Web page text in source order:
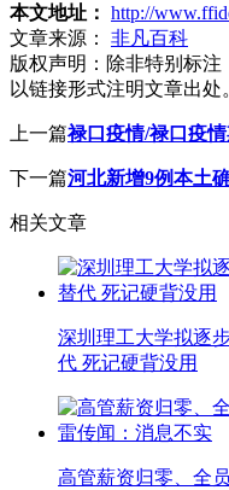
本文地址： http://
文章来源：
非凡百科
版权声明： 除非特别标
以链接形式注明文章出处
上一篇禄口疫情/禄口疫
下一篇河北新增9例本土
相关文章
深圳理工大学拟逐
代 死记硬背没用
高管薪资归零、全